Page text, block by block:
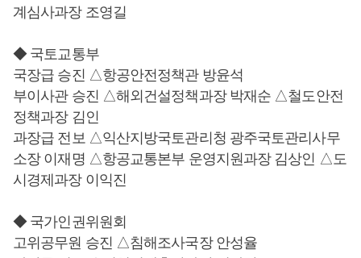
계심사과장 조영길
◆ 국토교통부
국장급 승진 △항공안전정책관 방윤석
부이사관 승진 △해외건설정책과장 박재순 △철도안전
정책과장 김인
과장급 전보 △익산지방국토관리청 광주국토관리사무
소장 이재명 △항공교통본부 운영지원과장 김상인 △도
시경제과장 이익진
◆ 국가인권위원회
고위공무원 승진 △침해조사국장 안성율